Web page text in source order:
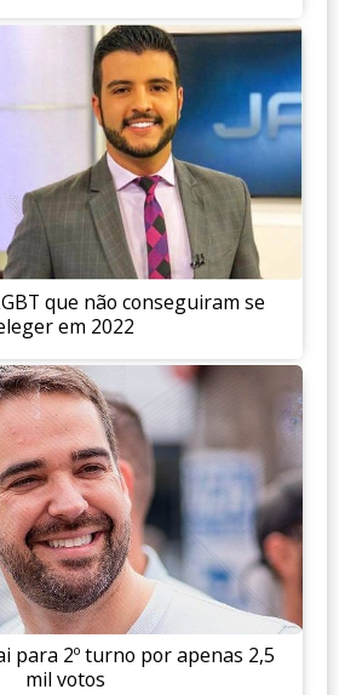
que não conseguiram se
em 2022
para 2º turno por apenas 2,5
mil votos